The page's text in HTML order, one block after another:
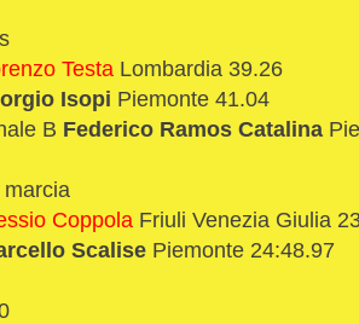
Testa Lombardia 39.26
Isopi Piemonte 41.04
B Federico Ramos Catalina
Coppola Friuli Venezia Giulia
Scalise Piemonte 24:48.97